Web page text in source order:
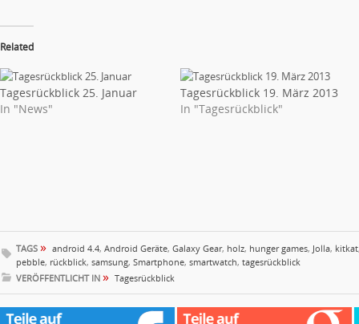
Related
Tagesrückblick 25. Januar
In "News"
Tagesrückblick 19. März 2013
In "Tagesrückblick"
TAGS » android 4.4, Android Geräte, Galaxy Gear, holz, hunger games, Jolla, kitkat
pebble, rückblick, samsung, Smartphone, smartwatch, tagesrückblick
VERÖFFENTLICHT IN » Tagesrückblick